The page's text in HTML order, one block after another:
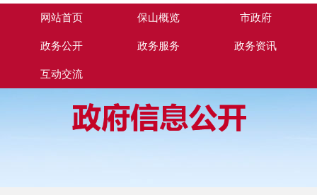
网站首页 保山概览 市政府
政务公开 政务服务 政务资讯
互动交流